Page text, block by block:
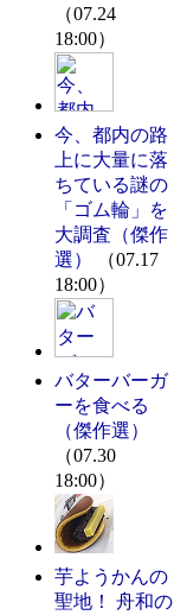
（07.24
18:00）
今、都内の路
上に大量に落
ちている謎の
「ゴム輪」を
大調査（傑作
選）
（07.17
18:00）
バターバーガ
ーを食べる
（傑作選）
（07.30
18:00）
芋ようかんの
聖地！ 舟和の